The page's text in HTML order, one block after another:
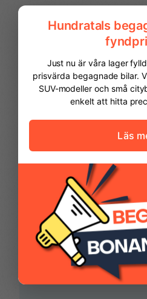
Vi hjälper dig att
din bil. Här kan
ansökan
Kontantinsats69
Avbetalningstid60
Restvärde0%